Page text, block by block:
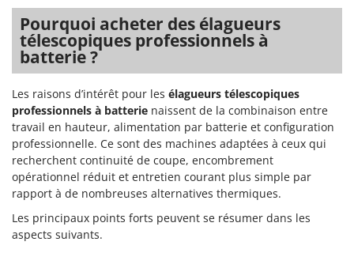
Pourquoi acheter des élagueurs
télescopiques professionnels à
batterie ?
Les raisons d’intérêt pour les élagueurs télescopiques
professionnels à batterie naissent de la combinaison entre
travail en hauteur, alimentation par batterie et configuration
professionnelle. Ce sont des machines adaptées à ceux qui
recherchent continuité de coupe, encombrement
opérationnel réduit et entretien courant plus simple par
rapport à de nombreuses alternatives thermiques.
Les principaux points forts peuvent se résumer dans les
aspects suivants.